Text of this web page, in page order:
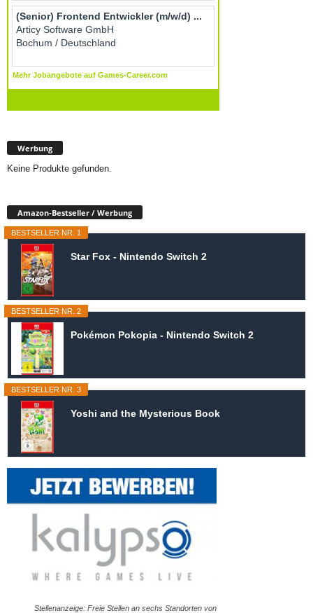
Werbung
Keine Produkte gefunden.
Amazon-Bestseller / Werbung
BESTSELLER NR. 1
Star Fox - Nintendo Switch 2
BESTSELLER NR. 2
Pokémon Pokopia - Nintendo Switch 2
BESTSELLER NR. 3
Yoshi and the Mysterious Book
Stellenanzeige: Freie Stellen an sechs Standorten von